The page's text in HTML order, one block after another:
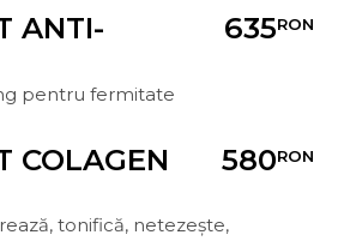
ANTI-
635RON
pentru fermitate
COLAGEN
580RON
tonifică, netezește,